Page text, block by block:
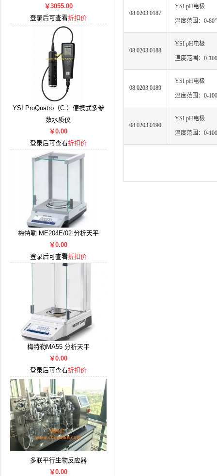
08.0203.0187
YSI pH电极
温度范围：0-
08.0203.0188
YSI pH电极
温度范围：0-
08.0203.0189
YSI pH电极
温度范围：0-
08.0203.0190
YSI pH电极
温度范围：0-
￥3055.00
登录后可查看折扣价
YSI ProQuatro（C ）便携式多参
数水质仪
￥0.00
登录后可查看折扣价
梅特勒 ME204E/02 分析天平
￥0.00
登录后可查看折扣价
梅特勒MA55 分析天平
￥0.00
登录后可查看折扣价
多联平行生物反应器
￥0.00